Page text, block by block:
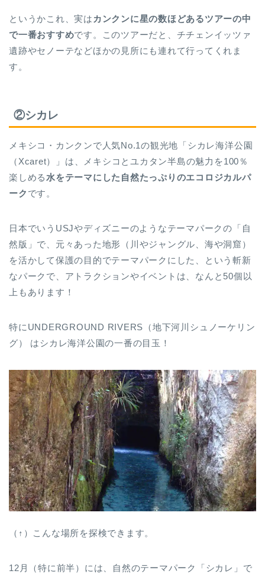
というかこれ、実はカンクンに星の数ほどあるツアーの中
で一番おすすめです。このツアーだと、チチェンイッツァ
遺跡やセノーテなどほかの見所にも連れて行ってくれま
す。
②シカレ
メキシコ・カンクンで人気No.1の観光地「シカレ海洋公園
（Xcaret）」は、メキシコとユカタン半島の魅力を100％
楽しめる 水をテーマにした自然たっぷりのエコロジカルパ
ーク です。
日本でいうUSJやディズニーのようなテーマパークの「自
然版」で、元々あった地形（川やジャングル、海や洞窟）
を活かして保護の目的でテーマパークにした、という斬新
なパークで、アトラクションやイベントは、なんと50個以
上もあります！
特にUNDERGROUND RIVERS（地下河川シュノーケリン
グ） はシカレ海洋公園の一番の目玉！
（↑）こんな場所を探検できます。
12月（特に前半）には、自然のテーマパーク「シカレ」で